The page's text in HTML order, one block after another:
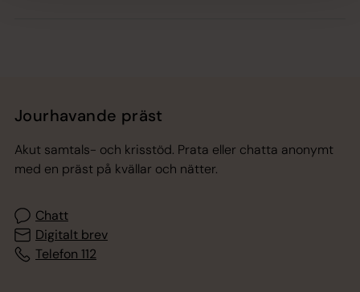
Jourhavande präst
Akut samtals- och krisstöd. Prata eller chatta anonymt
med en präst på kvällar och nätter.
Chatt
Digitalt brev
Telefon 112